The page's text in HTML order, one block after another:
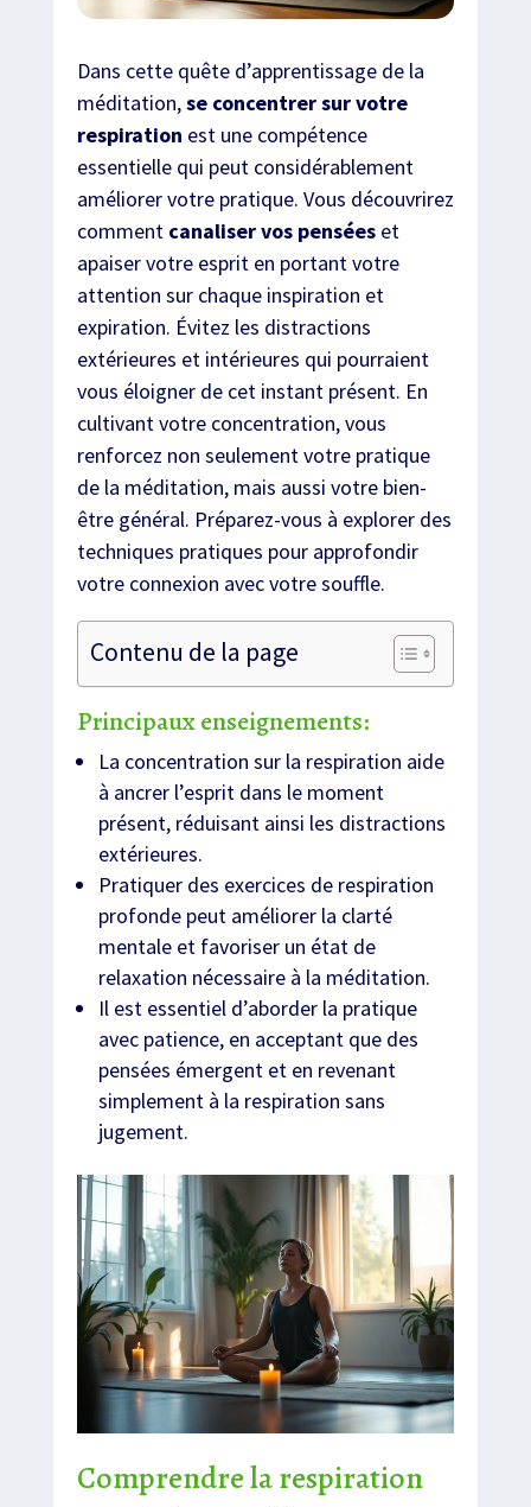
Dans cette quête d’apprentissage de la
méditation,se concentrer sur votre
respiration est une compétence
essentielle qui peut considérablement
améliorer votre pratique. Vous découvrirez
comment canaliser vos penséeset
apaiser votre esprit en portant votre
attention sur chaque inspiration et
expiration. Évitez les distractions
extérieures et intérieures qui pourraient
vous éloigner de cet instant présent. En
cultivant votre concentration, vous
renforcez non seulement votre pratique
de la méditation, mais aussi votre bien-
être général. Préparez-vous à explorer des
techniques pratiques pour approfondir
votre connexion avec votre souffle.
Contenu de la page
Principaux enseignements:
La concentration sur la respiration aide
à ancrer l’esprit dans le moment
présent, réduisant ainsi les distractions
extérieures.
Pratiquer des exercices de respiration
profonde peut améliorer la clarté
mentale et favoriser un état de
relaxation nécessaire à la méditation.
Il est essentiel d’aborder la pratique
avec patience, en acceptant que des
pensées émergent et en revenant
simplement à la respiration sans
jugement.
Comprendre la respiration